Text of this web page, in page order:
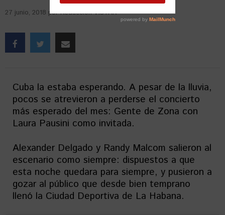
27 junio, 2018 porRedacción VISTAR
Cuba la estaba esperando. A pesar de la lluvia,
pocos se atrevieron a perderse el concierto
más esperado del mes: Gente de Zona con
Laura Pausini como invitada.
Alexander Delgado y Randy Malcom salieron al
escenario como siempre: dispuestos a que
esta noche quedara para siempre, y pusieron a
gozar al público que desde bien temprano
llenó la Ciudad Deportiva de La Habana.